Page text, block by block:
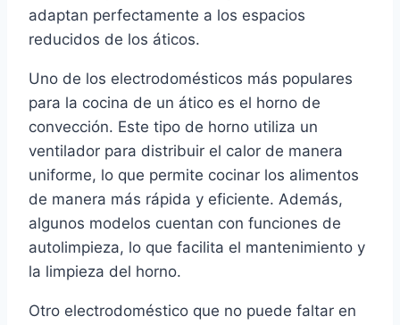
adaptan perfectamente a los espacios
reducidos de los áticos.
Uno de los electrodomésticos más populares
para la cocina de un ático es el horno de
convección. Este tipo de horno utiliza un
ventilador para distribuir el calor de manera
uniforme, lo que permite cocinar los alimentos
de manera más rápida y eficiente. Además,
algunos modelos cuentan con funciones de
autolimpieza, lo que facilita el mantenimiento y
la limpieza del horno.
Otro electrodoméstico que no puede faltar en